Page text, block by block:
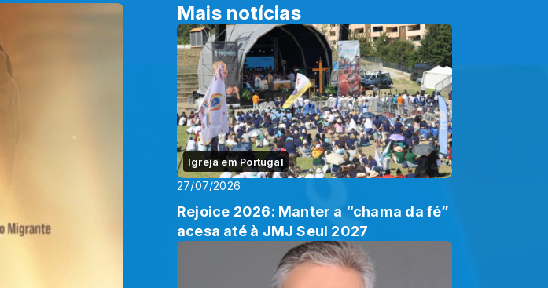
Mais notícias
Igreja em Portugal
27/07/2026
Rejoice 2026: Manter a “chama da fé”
acesa até à JMJ Seul 2027